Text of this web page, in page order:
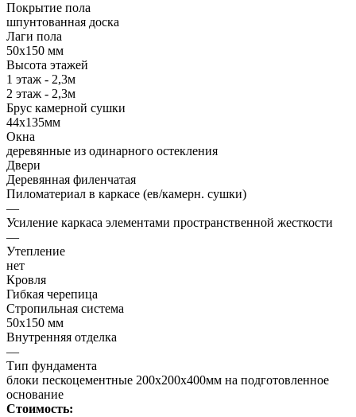
Покрытие пола
шпунтованная доска
Лаги пола
50х150 мм
Высота этажей
1 этаж - 2,3м
2 этаж - 2,3м
Брус камерной сушки
44х135мм
Окна
деревянные из одинарного остекления
Двери
Деревянная филенчатая
Пиломатериал в каркасе (ев/камерн. сушки)
—
Усиление каркаса элементами пространственной жесткости
—
Утепление
нет
Кровля
Гибкая черепица
Стропильная система
50х150 мм
Внутренняя отделка
—
Тип фундамента
блоки пескоцементные 200х200х400мм на подготовленное
основание
Стоимость: